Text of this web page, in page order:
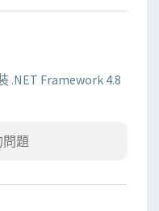
.NET Framework 4.8
題